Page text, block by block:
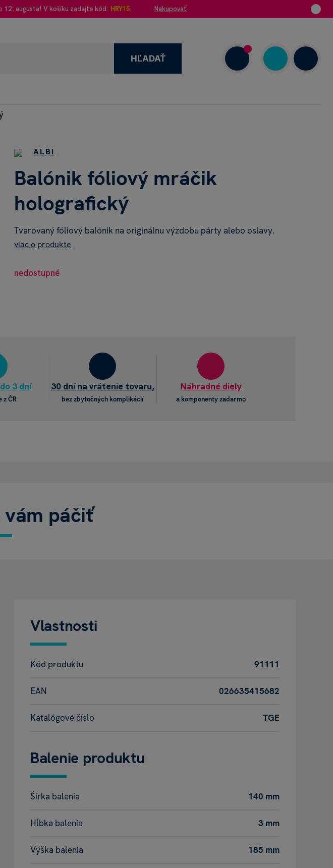
12. augusta! V košíku zadajte kód: HRY15 Nakupovať
HĽADAŤ
ALBI
Balónik fóliový mráčik
holografický
Tvarovaný fóliový balónik na originálnu výzdobu párty alebo oslavy.
viac o produkte
nedostupné
3 dní
z ČR
30 dní na vrátenie tovaru,
bez zbytočných komplikácií
Náhradné diely
a komponenty zadarmo
vám páčiť
Vlastnosti
Kód produktu 91111
EAN 026635415682
Katalógové číslo TGE
Balenie produktu
Šírka balenia 140 mm
Hĺbka balenia 3 mm
Výška balenia 185 mm